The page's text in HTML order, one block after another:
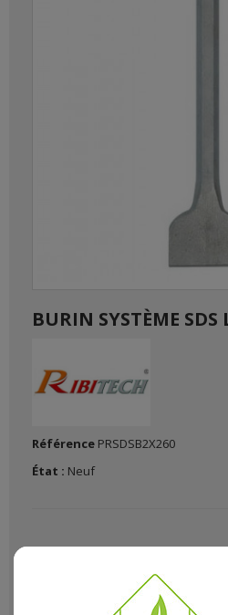
BURIN SYSTÈME
Référence PRSDSB2X260
État : Neuf